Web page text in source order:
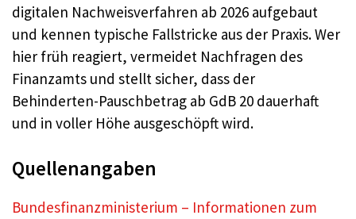
digitalen Nachweisverfahren ab 2026 aufgebaut
und kennen typische Fallstricke aus der Praxis. Wer
hier früh reagiert, vermeidet Nachfragen des
Finanzamts und stellt sicher, dass der
Behinderten-Pauschbetrag ab GdB 20 dauerhaft
und in voller Höhe ausgeschöpft wird.
Quellenangaben
Bundesfinanzministerium – Informationen zum